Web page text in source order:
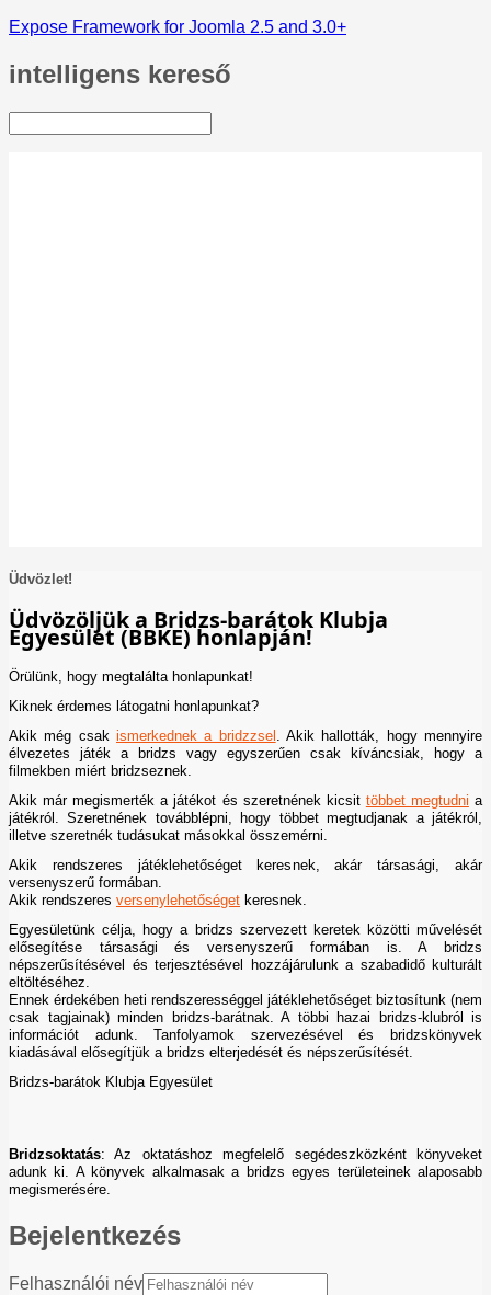
Expose Framework for Joomla 2.5 and 3.0+
intelligens kereső
Üdvözlet!
Üdvözöljük a Bridzs-barátok Klubja
Egyesület (BBKE) honlapján!
Örülünk, hogy megtalálta honlapunkat!
Kiknek érdemes látogatni honlapunkat?
Akik még csak ismerkednek a bridzzsel
. Akik hallották, hogy mennyire
élvezetes játék a bridzs vagy egyszerűen csak kíváncsiak, hogy a
filmekben miért bridzseznek.
Akik már megismerték a játékot és szeretnének kicsit többet megtudni a
játékról. Szeretnének továbblépni, hogy többet megtudjanak a játékról,
illetve szeretnék tudásukat másokkal összemérni.
Akik rendszeres játéklehetőséget keresnek, akár társasági, akár
versenyszerű formában.
Akik rendszeres versenylehetőséget keresnek.
Egyesületünk célja, hogy a bridzs szervezett keretek közötti művelését
elősegítése társasági és versenyszerű formában is. A bridzs
népszerűsítésével és terjesztésével hozzájárulunk a szabadidő kulturált
eltöltéséhez.
Ennek érdekében heti rendszerességgel játéklehetőséget biztosítunk (nem
csak tagjainak) minden bridzs-barátnak. A többi hazai bridzs-klubról is
információt adunk. Tanfolyamok szervezésével és bridzskönyvek
kiadásával elősegítjük a bridzs elterjedését és népszerűsítését.
Bridzs-barátok Klubja Egyesület
Bridzsoktatás: Az oktatáshoz megfelelő segédeszközként könyveket
adunk ki. A könyvek alkalmasak a bridzs egyes területeinek alaposabb
megismerésére.
Bejelentkezés
Felhasználói név